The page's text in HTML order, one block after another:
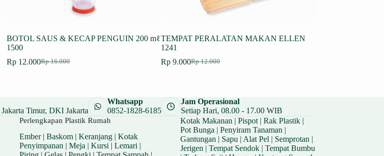
BOTOL SAUS & KECAP PENGUIN 200 mℓ
1500
Rp16.000
Harga
Rp12.000Harga
TEMPAT PERALATAN MAKAN ELLEN
1241
Rp12.000
Harga
Rp 9.000Harga
Rp 9.000.
Timur, DKI Jakarta
Whatsapp
0852-1828-6185
Jam Operasional
Setiap Hari, 08.00 - 17.00 WIB
Perlengkapan Plastik Rumah
Ember| Baskom| Keranjang| Kotak
Penyimpanan| Meja| Kursi| Lemari|
Kotak Makanan | Pispot| Rak Plastik|
Pot Bunga | Penyiram Tanaman |
Gantungan | Sapu | Alat Pel | Semprotan |
Jerigen | Tempat Sendok| Tempat Bumbu